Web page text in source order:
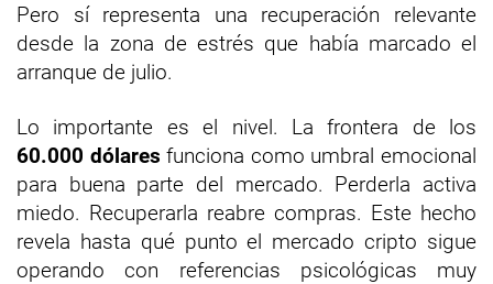
Pero sí representa una recuperación relevante
desde la zona de estrés que había marcado el
arranque de julio.
Lo importante es el nivel. La frontera de los
60.000 dólares funciona como umbral emocional
para buena parte del mercado. Perderla activa
miedo. Recuperarla reabre compras. Este hecho
revela hasta qué punto el mercado cripto sigue
operando con referencias psicológicas muy